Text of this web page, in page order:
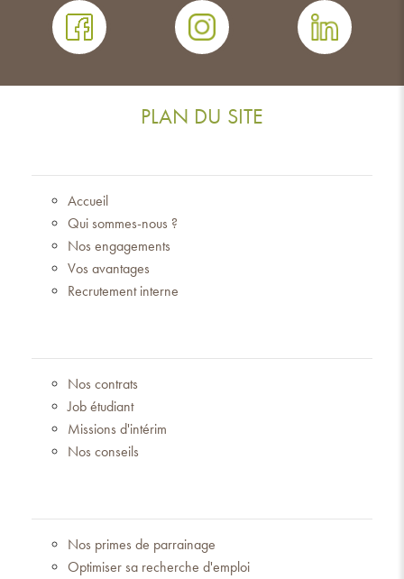
PLAN DU SITE
Accueil
Qui sommes-nous ?
Nos engagements
Vos avantages
Recrutement interne
Nos contrats
Job étudiant
Missions d'intérim
Nos conseils
Nos primes de parrainage
Optimiser sa recherche d'emploi